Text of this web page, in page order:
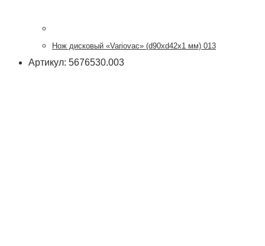
Нож дисковый «Variovac» (d90хd42x1 мм) 013
Артикул: 5676530.003